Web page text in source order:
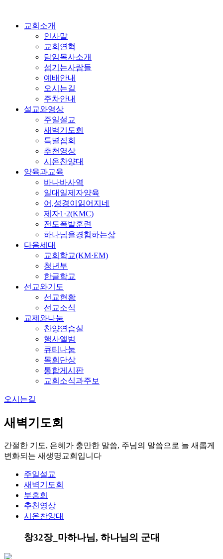
교회소개
인사말
교회연혁
담임목사소개
섬기는사람들
예배안내
오시는길
주차안내
설교와영상
주일설교
새벽기도회
특별집회
추천영상
시온찬양대
양육과교육
바나바사역
일대일제자양육
어,성경이읽어지네
제자1·2(KMC)
전도폭발훈련
하나님을경험하는삶
다음세대
교회학교(KM·EM)
청년부
한글학교
선교와기도
선교현황
선교소식
교제와나눔
찬양연습실
행사앨범
큐티나눔
목회단상
통합게시판
교회소식과주보
오시는길
새벽기도회
간절한 기도, 은혜가 충만한 말씀, 주님의 말씀으로 늘 새롭게
변화되는 새생명교회입니다
주일설교
새벽기도회
부흥회
추천영상
시온찬양대
창32장_마하나님, 하나님의 군대